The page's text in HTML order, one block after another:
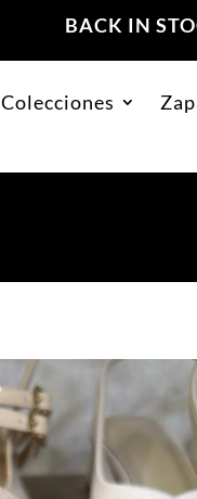
BACK IN
Colecciones